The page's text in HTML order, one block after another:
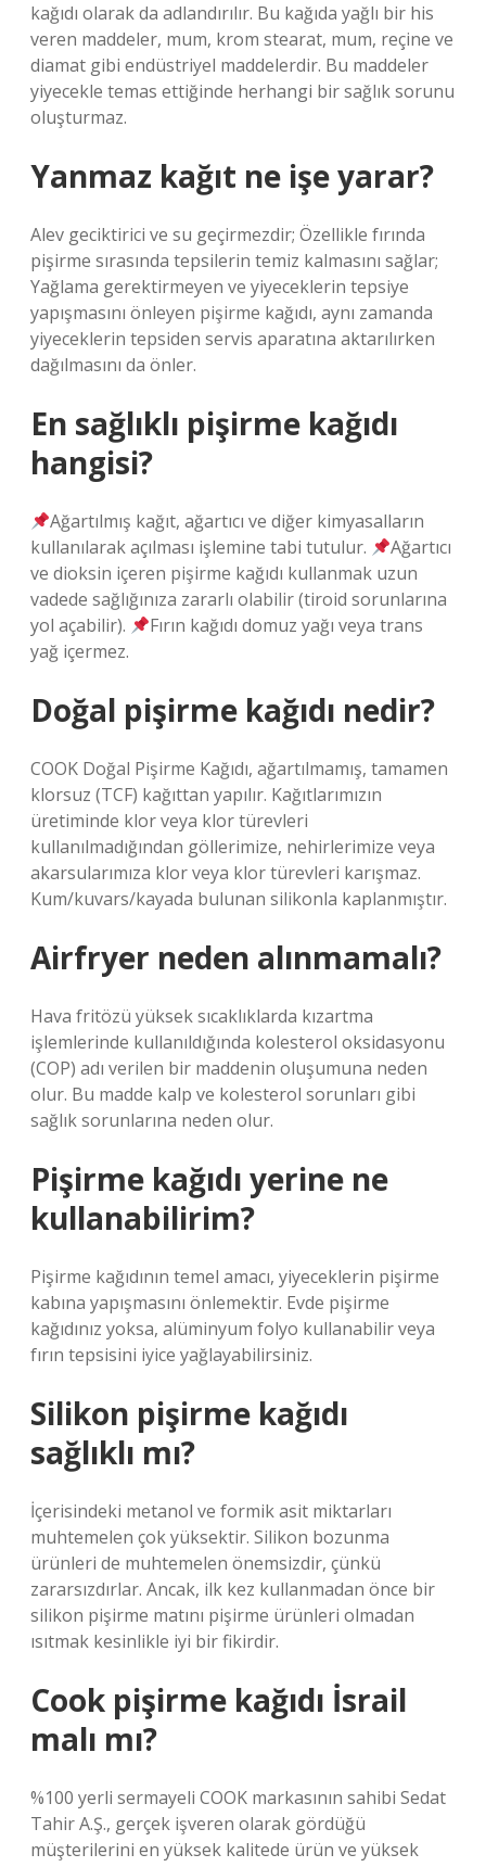
kağıdı olarak da adlandırılır. Bu kağıda yağlı bir his
veren maddeler, mum, krom stearat, mum, reçine ve
diamat gibi endüstriyel maddelerdir. Bu maddeler
yiyecekle temas ettiğinde herhangi bir sağlık sorunu
oluşturmaz.
Yanmaz kağıt ne işe yarar?
Alev geciktirici ve su geçirmezdir; Özellikle fırında
pişirme sırasında tepsilerin temiz kalmasını sağlar;
Yağlama gerektirmeyen ve yiyeceklerin tepsiye
yapışmasını önleyen pişirme kağıdı, aynı zamanda
yiyeceklerin tepsiden servis aparatına aktarılırken
dağılmasını da önler.
En sağlıklı pişirme kağıdı
hangisi?
Ağartılmış kağıt, ağartıcı ve diğer kimyasalların
kullanılarak açılması işlemine tabi tutulur.
Ağartıcı
ve dioksin içeren pişirme kağıdı kullanmak uzun
vadede sağlığınıza zararlı olabilir (tiroid sorunlarına
yol açabilir).
Fırın kağıdı domuz yağı veya trans
yağ içermez.
Doğal pişirme kağıdı nedir?
COOK Doğal Pişirme Kağıdı, ağartılmamış, tamamen
klorsuz (TCF) kağıttan yapılır. Kağıtlarımızın
üretiminde klor veya klor türevleri
kullanılmadığından göllerimize, nehirlerimize veya
akarsularımıza klor veya klor türevleri karışmaz.
Kum/kuvars/kayada bulunan silikonla kaplanmıştır.
Airfryer neden alınmamalı?
Hava fritözü yüksek sıcaklıklarda kızartma
işlemlerinde kullanıldığında kolesterol oksidasyonu
(COP) adı verilen bir maddenin oluşumuna neden
olur. Bu madde kalp ve kolesterol sorunları gibi
sağlık sorunlarına neden olur.
Pişirme kağıdı yerine ne
kullanabilirim?
Pişirme kağıdının temel amacı, yiyeceklerin pişirme
kabına yapışmasını önlemektir. Evde pişirme
kağıdınız yoksa, alüminyum folyo kullanabilir veya
fırın tepsisini iyice yağlayabilirsiniz.
Silikon pişirme kağıdı
sağlıklı mı?
İçerisindeki metanol ve formik asit miktarları
muhtemelen çok yüksektir. Silikon bozunma
ürünleri de muhtemelen önemsizdir, çünkü
zararsızdırlar. Ancak, ilk kez kullanmadan önce bir
silikon pişirme matını pişirme ürünleri olmadan
ısıtmak kesinlikle iyi bir fikirdir.
Cook pişirme kağıdı İsrail
malı mı?
%100 yerli sermayeli COOK markasının sahibi Sedat
Tahir A.Ş., gerçek işveren olarak gördüğü
müşterilerini en yüksek kalitede ürün ve yüksek